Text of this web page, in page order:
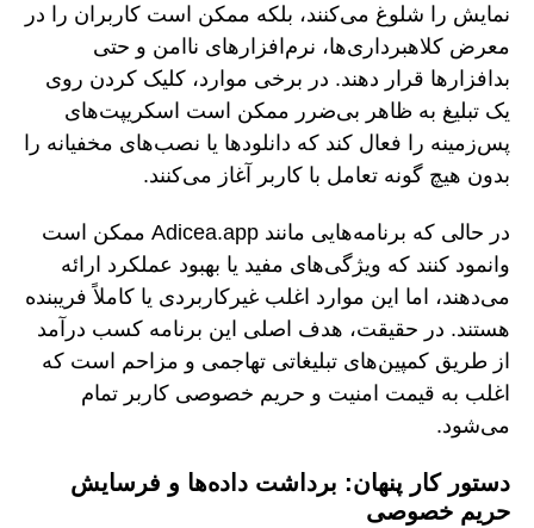
نمایش را شلوغ می‌کنند، بلکه ممکن است کاربران را در
معرض کلاهبرداری‌ها، نرم‌افزارهای ناامن و حتی
بدافزارها قرار دهند. در برخی موارد، کلیک کردن روی
یک تبلیغ به ظاهر بی‌ضرر ممکن است اسکریپت‌های
پس‌زمینه را فعال کند که دانلودها یا نصب‌های مخفیانه را
بدون هیچ گونه تعامل با کاربر آغاز می‌کنند.
در حالی که برنامه‌هایی مانند Adicea.app ممکن است
وانمود کنند که ویژگی‌های مفید یا بهبود عملکرد ارائه
می‌دهند، اما این موارد اغلب غیرکاربردی یا کاملاً فریبنده
هستند. در حقیقت، هدف اصلی این برنامه کسب درآمد
از طریق کمپین‌های تبلیغاتی تهاجمی و مزاحم است که
اغلب به قیمت امنیت و حریم خصوصی کاربر تمام
می‌شود.
دستور کار پنهان: برداشت داده‌ها و فرسایش
حریم خصوصی